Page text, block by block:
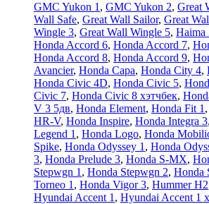
GMC Yukon 1 , GMC Yukon 2, Great
Wall Safe, Great Wall Sailor, Great
Wingle 3, Great Wall Wingle 5, Haima
Honda Accord 6, Honda Accord 7,
Honda Accord 8, Honda Accord 9,
Avancier, Honda Capa, Honda City 4,
Honda Civic 4D, Honda Civic 5,
Civic 7, Honda Civic 8 хэтчбек,
V 3 5дв, Honda Element, Honda Fit 1 ,
HR-V, Honda Inspire, Honda Integra 3,
Legend 1 , Honda Logo, Honda
Spike, Honda Odyssey 1 , Honda
3, Honda Prelude 3, Honda S-MX,
Stepwgn 1 , Honda Stepwgn 2, Honda
Torneo 1 , Honda Vigor 3, Hummer H2
Hyundai Accent 1 , Hyundai Accent 1